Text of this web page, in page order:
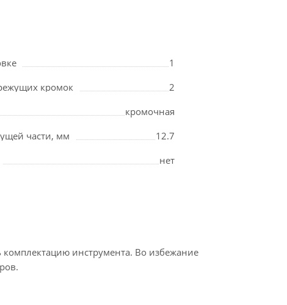
1
кромок
2
кромочная
части, мм
12.7
нет
инструмента. Во избежание